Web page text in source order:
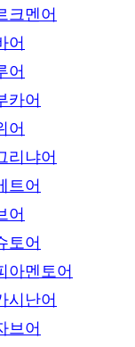
크멘어
어
어
카어
어
리냐어
트어
어
토어
아멘토어
시난어
브어